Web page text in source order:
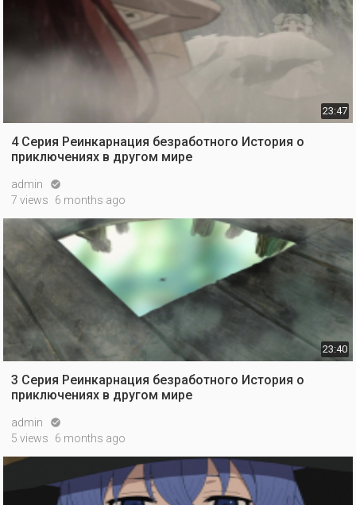
23:47
4 Серия Реинкарнация безработного История о
приключениях в другом мире
admin 
7 views 6 months ago
23:40
3 Серия Реинкарнация безработного История о
приключениях в другом мире
admin 
5 views 6 months ago